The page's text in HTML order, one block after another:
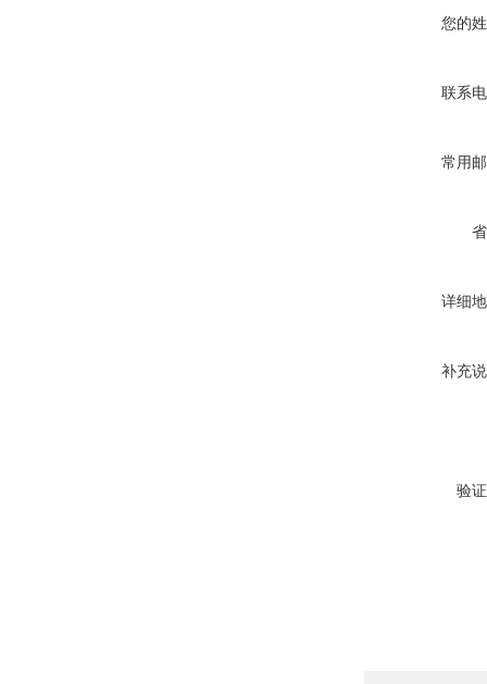
您的
联系
常用
详细
补充
验